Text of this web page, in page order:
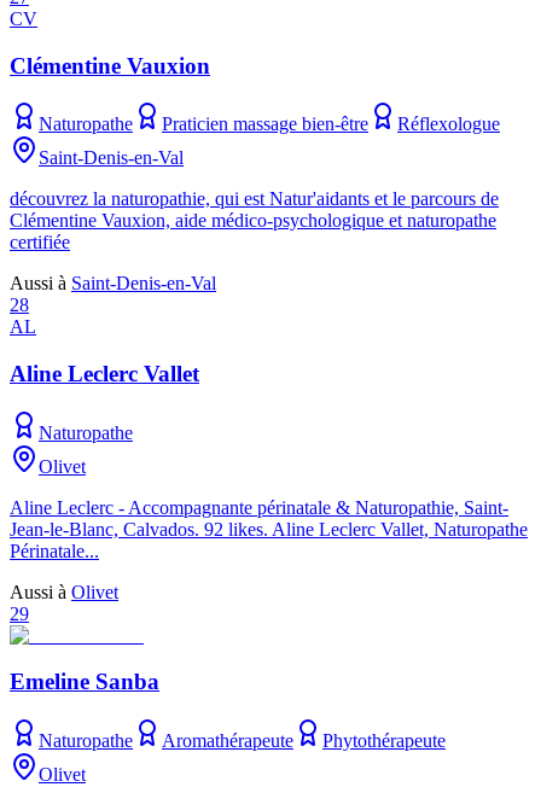
CV
Clémentine Vauxion
Naturopathe Praticien massage bien-être
Réflexologue
Saint-Denis-en-Val
découvrez la naturopathie, qui est Natur'aidants et le parcours de
Clémentine Vauxion, aide médico-psychologique et naturopathe
certifiée
Aussi à Saint-Denis-en-Val
28
AL
Aline Leclerc Vallet
Naturopathe
Olivet
Aline Leclerc - Accompagnante périnatale & Naturopathie, Saint-
Jean-le-Blanc, Calvados. 92 likes. Aline Leclerc Vallet, Naturopathe
Périnatale...
Aussi à Olivet
29
Emeline Sanba
Naturopathe Aromathérapeute
Phytothérapeute
Olivet